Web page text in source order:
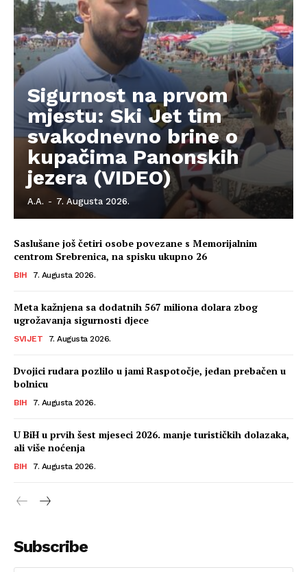
Sigurnost na prvom
mjestu: Ski Jet tim
svakodnevno brine o
kupačima Panonskih
jezera (VIDEO)
A.A. - 7. Augusta 2026.
Saslušane još četiri osobe povezane s Memorijalnim
centrom Srebrenica, na spisku ukupno 26
BIH 7. Augusta 2026.
Meta kažnjena sa dodatnih 567 miliona dolara zbog
ugrožavanja sigurnosti djece
SVIJET 7. Augusta 2026.
Dvojici rudara pozlilo u jami Raspotočje, jedan prebačen u
bolnicu
BIH 7. Augusta 2026.
U BiH u prvih šest mjeseci 2026. manje turističkih dolazaka,
ali više noćenja
BIH 7. Augusta 2026.
Subscribe